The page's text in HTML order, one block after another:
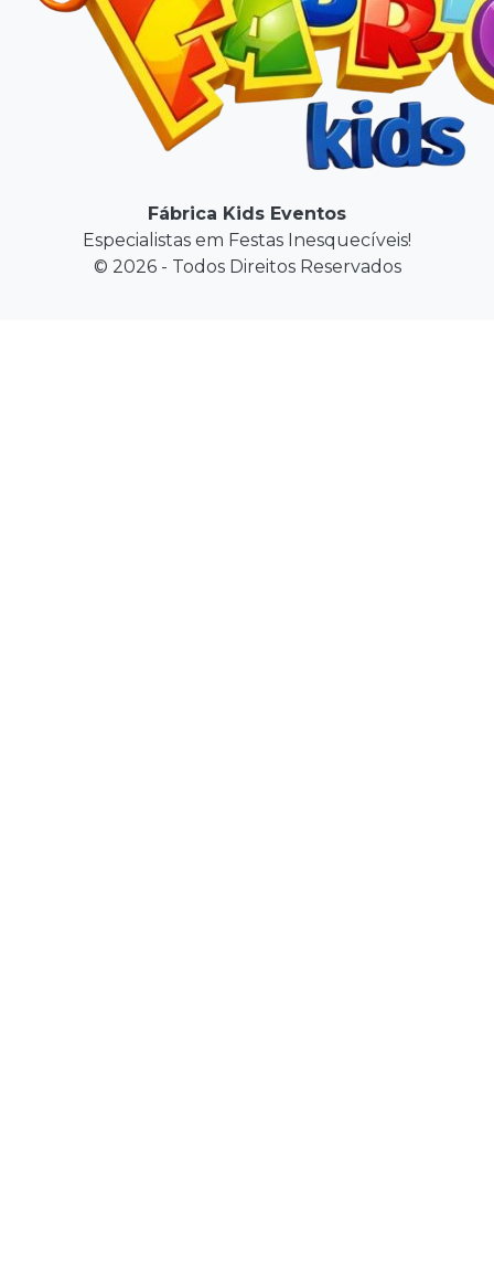
Fábrica Kids Eventos
Especialistas em Festas Inesquecíveis!
© 2026 - Todos Direitos Reservados